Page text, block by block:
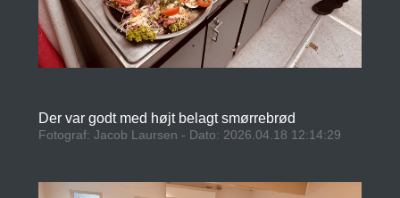
Der var godt med højt belagt smørrebrød
Fotograf: Jacob Laursen - Dato: 2026.04.18 12:14:29